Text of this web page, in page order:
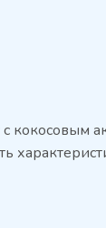
кокосовым